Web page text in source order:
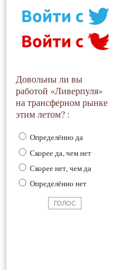
Довольны ли вы
работой «Ливерпуля»
на трансферном рынке
этим летом? :
Определённо да
Скорее да, чем нет
Скорее нет, чем да
Определённо нет